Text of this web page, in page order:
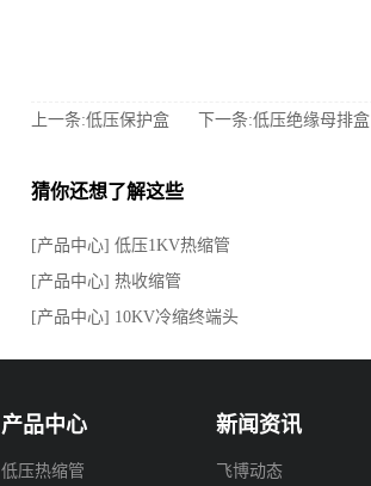
上一条:低压保护盒 下一条:低压绝缘母排盒
猜你还想了解这些
[产品中心] 低压1KV热缩管
[产品中心] 热收缩管
[产品中心] 10KV冷缩终端头
产品中心
低压热缩管
新闻资讯
飞博动态